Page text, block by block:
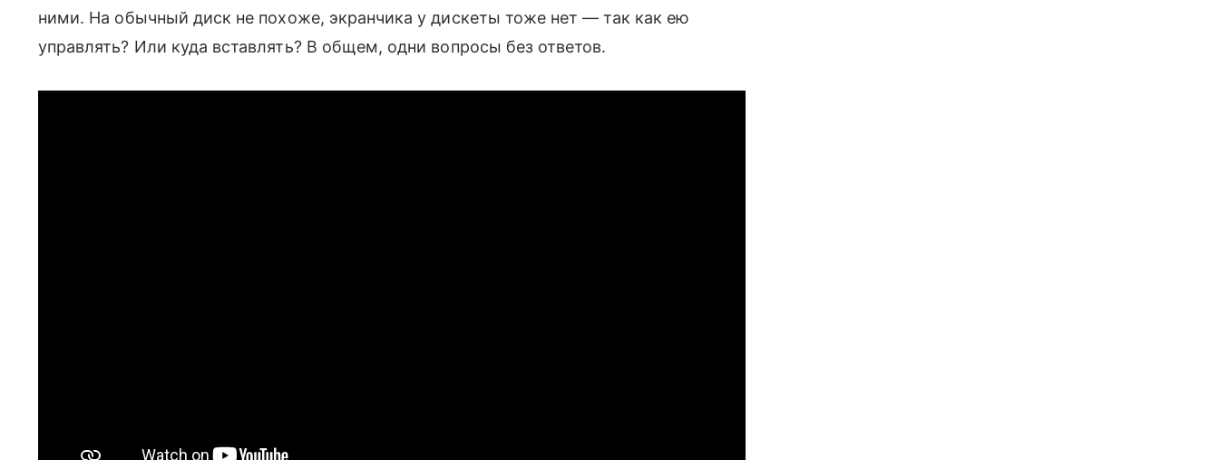
ними. На обычный диск не похоже, экранчика у дискеты тоже нет — так как ею
управлять? Или куда вставлять? В общем, одни вопросы без ответов.